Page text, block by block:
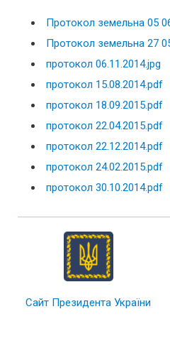
Протокол земельна 05
Протокол земельна 27
протокол 06.11.2014.jpg
протокол 15.08.2014.pdf
протокол 18.09.2015.pdf
протокол 22.04.2015.pdf
протокол 22.12.2014.pdf
протокол 24.02.2015.pdf
протокол 30.10.2014.pdf
Сайт Президента України